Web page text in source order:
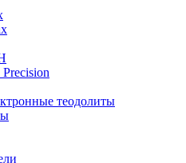
Precision
теодолиты